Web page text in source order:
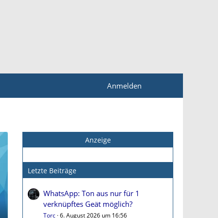
Anmelden
Anzeige
Letzte Beiträge
WhatsApp: Ton aus nur für 1
verknüpftes Geät möglich?
Torc 6. August 2026 um 16:56